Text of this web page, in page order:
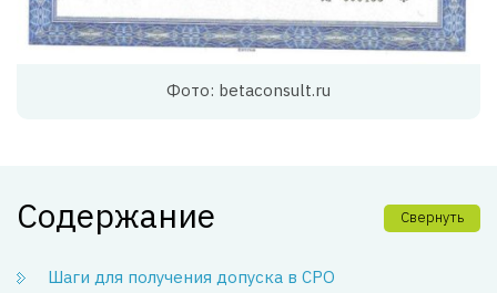
Фото: betaconsult.ru
Содержание Свернуть
Шаги для получения допуска в СРО